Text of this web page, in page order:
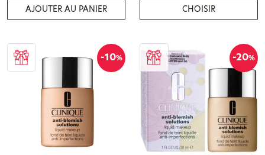
AJOUTER AU PANIER CHOISIR
-10% -20%